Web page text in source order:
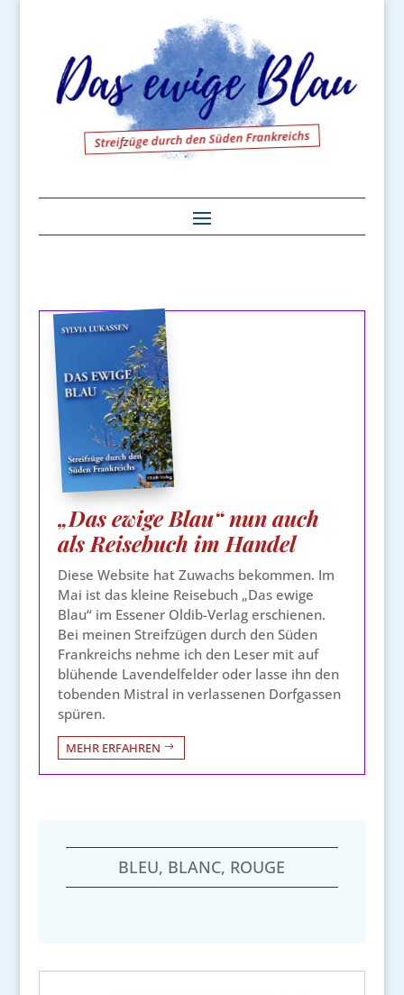
Streifzüge durch den Süden Frankreichs
„Das ewige Blau“ nun auch
als Reisebuch im Handel
Diese Website hat Zuwachs bekommen. Im
Mai ist das kleine Reisebuch „Das ewige
Blau“ im Essener Oldib-Verlag erschienen.
Bei meinen Streifzügen durch den Süden
Frankreichs nehme ich den Leser mit auf
blühende Lavendelfelder oder lasse ihn den
tobenden Mistral in verlassenen Dorfgassen
spüren.
MEHR ERFAHREN
BLEU, BLANC, ROUGE